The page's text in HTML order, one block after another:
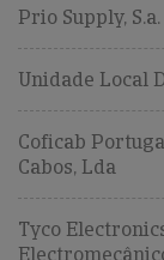
Prio Supply, S.a.
Unidade Local
Coficab
Cabos, Lda
Tyco